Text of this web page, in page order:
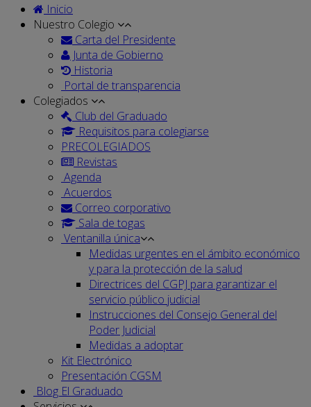
Inicio
Nuestro Colegio
Carta del Presidente
Junta de Gobierno
Historia
Portal de transparencia
Colegiados
Club del Graduado
Requisitos para colegiarse
PRECOLEGIADOS
Revistas
Agenda
Acuerdos
Correo corporativo
Sala de togas
Ventanilla única
Medidas urgentes en el ámbito económico
y para la protección de la salud
Directrices del CGPJ para garantizar el
servicio público judicial
Instrucciones del Consejo General del
Poder Judicial
Medidas a adoptar
Kit Electrónico
Presentación CGSM
Blog El Graduado